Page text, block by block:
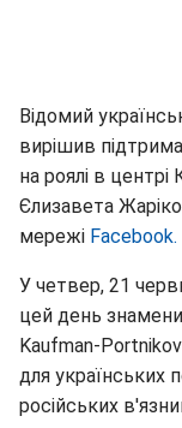
Відомий
вирішив
на роялі в
Єлизавета
мережі Facebook.
У четвер, 21
цей день
Kaufman-
для українських
російських